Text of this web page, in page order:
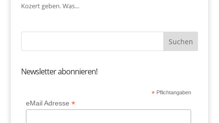
Kozert geben. Was...
Newsletter abonnieren!
* Pflichtangaben
eMail Adresse*